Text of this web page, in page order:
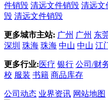
件销毁 清远文件销毁 清远文
毁 清远文件销毁
更多城市主站: 广州 广州 东
深圳 珠海 珠海 中山 中山 江
更多行业:医疗 银行 公司/财
校 服装 书籍 商品库存
公司动态 业界资讯 网站地图